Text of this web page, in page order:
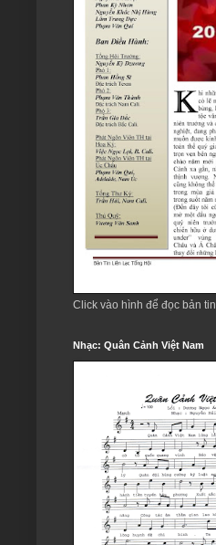
Click vào hình để đọc bản tin
Nhạc: Quân Cảnh Việt Nam